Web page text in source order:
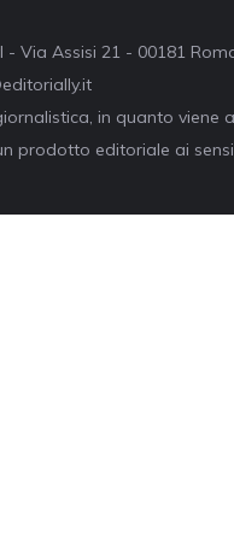
Via Assisi 21 - 00181
in quanto viene
prodotto editoriale ai